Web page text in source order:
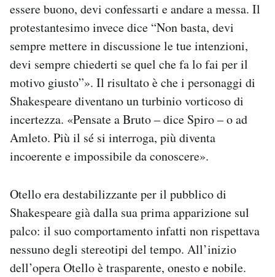
essere buono, devi confessarti e andare a messa. Il
protestantesimo invece dice “Non basta, devi
sempre mettere in discussione le tue intenzioni,
devi sempre chiederti se quel che fa lo fai per il
motivo giusto”». Il risultato è che i personaggi di
Shakespeare diventano un turbinio vorticoso di
incertezza. «Pensate a Bruto – dice Spiro – o ad
Amleto. Più il sé si interroga, più diventa
incoerente e impossibile da conoscere».
Otello era destabilizzante per il pubblico di
Shakespeare già dalla sua prima apparizione sul
palco: il suo comportamento infatti non rispettava
nessuno degli stereotipi del tempo. All’inizio
dell’opera Otello è trasparente, onesto e nobile.